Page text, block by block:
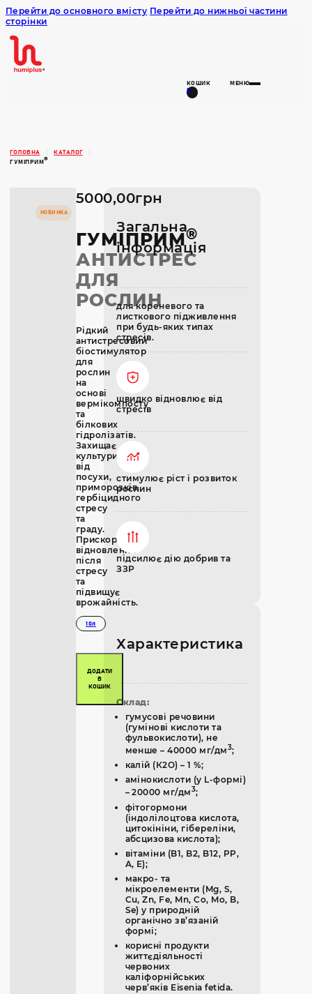
Перейти до основного вмісту Перейти до нижньої частини
сторінки
Humiplus
КОШИК
0
МЕНЮ
ГОЛОВНА
КАТАЛОГ
ГУМІПРИМ®
5000,00грн
ГУМІПРИМ®
АНТИСТРЕС
ДЛЯ
РОСЛИН
Рідкий
антистресовий
біостимулятор
для
рослин
на
основі
вермікомпосту
та
білкових
гідролізатів.
Захищає
культури
від
посухи,
приморозків,
гербіцидного
стресу
та
граду.
Прискорює
відновлення
після
стресу
та
підвищує
врожайність.
10л
ДОДАТИ
В
КОШИК
НОВИНКА
Загальна
інформація
для кореневого та
листкового підживлення
при будь-яких типах
стресів.
швидко відновлює від
стресів
стимулює ріст і розвиток
рослин
підсилює дію добрив та
ЗЗР
Характеристика
Склад:
гумусові речовини
(гумінові кислоти та
фульвокислоти), не
менше – 40000 мг/дм3;
калій (К2О) – 1 %;
амінокислоти (у L-формі)
– 20000 мг/дм3;
фітогормони
(індолілоцтова кислота,
цитокініни, гібереліни,
абсцизова кислота);
вітаміни (B1, B2, B12, PP,
A, E);
макро- та
мікроелементи (Mg, S,
Cu, Zn, Fe, Mn, Co, Mo, B,
Se) у природній
органічно зв’язаній
формі;
корисні продукти
життєдіяльності
червоних
каліфорнійських
черв’яків Eisenia fetida.